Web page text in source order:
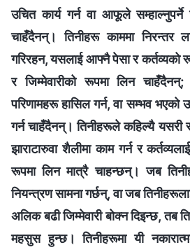
उचित कार्य गर्न वा आफूले
चाहँदैनन्। तिनीहरू काममा निरन्तर
गरिरहन, यसलाई आफ्‍नै पेसा र कर्तव्यको
र जिम्‍मेवारीको रूपमा लिन
परिणामहरू हासिल गर्न, वा सम्‍भव भएको
गर्न चाहँदैनन्। तिनीहरूले कहिल्यै
झाराटारुवा शैलीमा काम गर्न र
रूपमा लिन मात्रै चाहन्छन्। जब
नियन्त्रण सामना गर्छन्, वा जब
अलिक बढी जिम्‍मेवारी बोक्‍न दिइन्छ, तब
महसुस हुन्छ। तिनीहरूमा यी